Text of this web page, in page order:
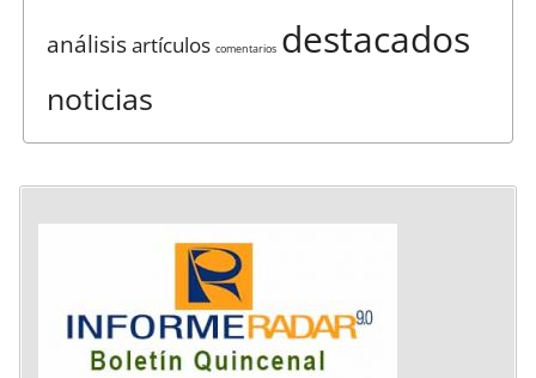
análisisartículos comentarios destacados
noticias